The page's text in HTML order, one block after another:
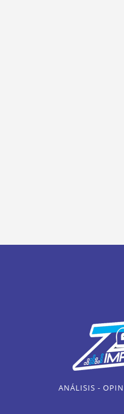
ANÁLISIS -